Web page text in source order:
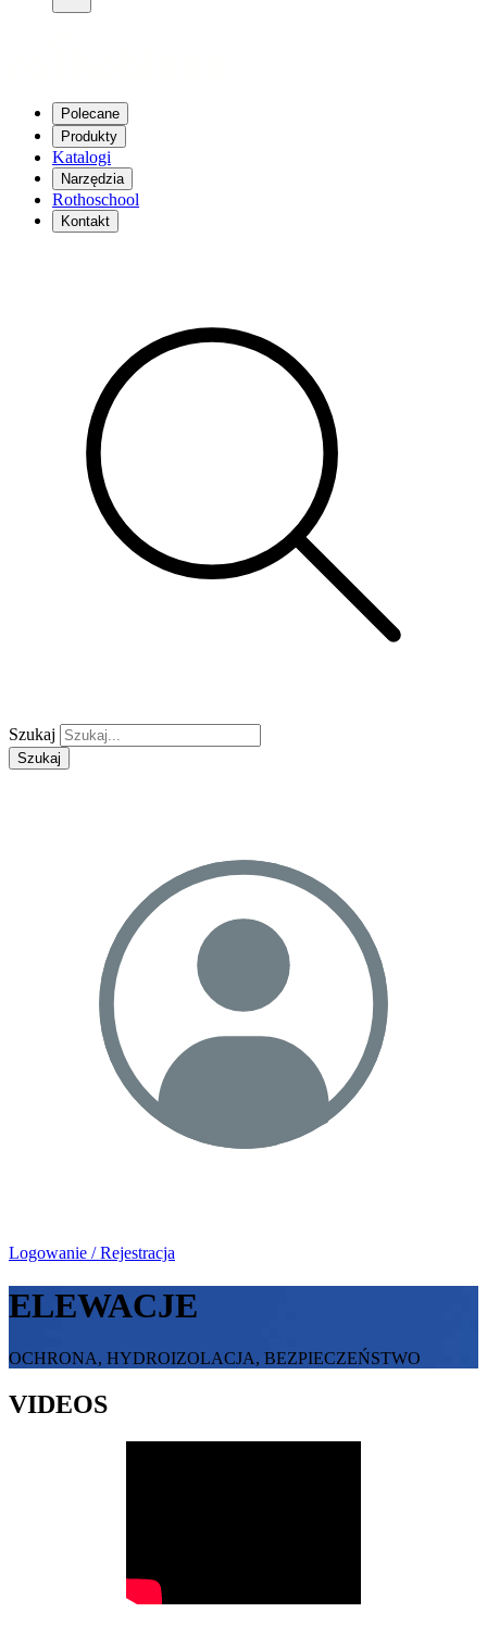
Polecane
Produkty
Katalogi
Narzędzia
Rothoschool
Kontakt
Szukaj
Szukaj
Logowanie / Rejestracja
ELEWACJE
OCHRONA, HYDROIZOLACJA, BEZPIECZEŃSTWO
VIDEOS